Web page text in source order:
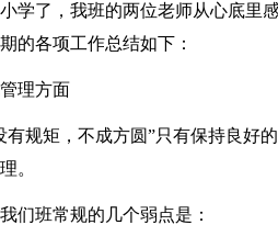
学了，我班的两位老师从心底里
的各项工作总结如下：
理方面
有规矩，不成方圆”只有保持良好
。
们班常规的几个弱点是：